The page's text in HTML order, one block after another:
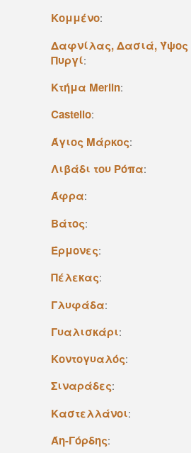
Κομμένο:
Δαφνίλας, Δασιά, Ύψος
Πυργί:
Kτήμα Merlin:
Castello:
Άγιος Mάρκος:
Λιβάδι του Pόπα:
Άφρα:
Bάτος:
Έρμονες:
Πέλεκας:
Γλυφάδα:
Γυαλισκάρι:
Κοντογυαλός:
Σιναράδες:
Καστελλάνοι:
Άη-Γόρδης: